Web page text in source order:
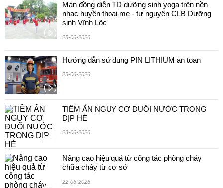
Màn đồng diễn TD dưỡng sinh yoga trên nền
nhạc huyền thoại mẹ - tự nguyện CLB Dưỡng
sinh Vĩnh Lộc
25-06-2026
Hướng dẫn sử dụng PIN LITHIUM an toan
25-06-2026
TIỀM ẨN NGUY CƠ ĐUỐI NƯỚC TRONG
DỊP HÈ
23-06-2026
Nâng cao hiệu quả từ công tác phòng cháy
chữa cháy từ cơ sở
22-06-2026